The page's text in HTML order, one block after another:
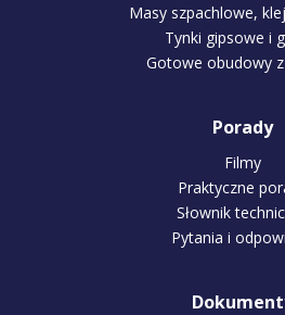
Masy szpachlowe,
Tynki gipsowe i
Gotowe obudowy z
Porady
Filmy
Praktyczne
Słownik
Pytania i